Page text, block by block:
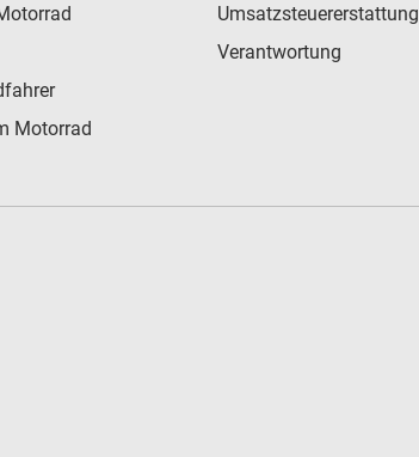
Motorrad
Umsatzsteuererstattung
Verantwortung